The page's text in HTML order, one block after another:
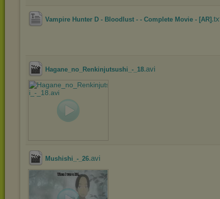
Vampire Hunter D - Bloodlust - - Complete Movie - [AR]
Hagane_no_Renkinjutsushi_-_18.avi
Mushishi_-_26.avi